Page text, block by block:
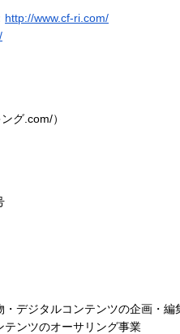
http://www.cf-ri.com/
グ.com/）
デジタルコンテンツの企画・編
テンツのオーサリング事業